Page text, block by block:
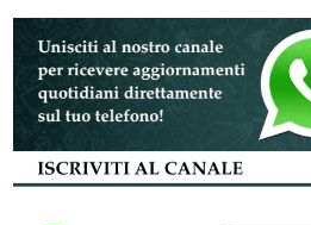
Vai
contenuto